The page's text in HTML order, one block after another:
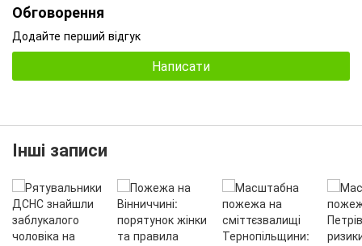
Обговорення
Додайте перший відгук
Написати
Інші записи